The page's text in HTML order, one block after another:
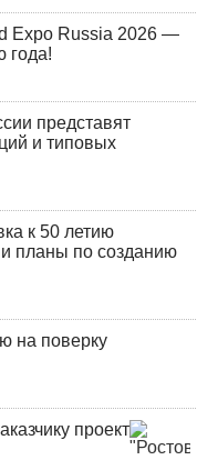
Expo Russia 2026 —
года!
представят
и типовых
к 50 летию
планы по созданию
на поверку
проект